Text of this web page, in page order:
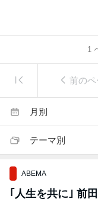
1
前のペ
月別
テーマ別
ABEMA
｢人生を共に｣ 前